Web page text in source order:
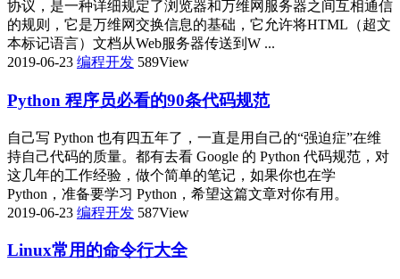
协议，是一种详细规定了浏览器和万维网服务器之间互相通信
的规则，它是万维网交换信息的基础，它允许将HTML（超文
本标记语言）文档从Web服务器传送到W ...
2019-06-23 编程开发 589View
Python 程序员必看的90条代码规范
自己写 Python 也有四五年了，一直是用自己的“强迫症”在维
持自己代码的质量。都有去看 Google 的 Python 代码规范，对
这几年的工作经验，做个简单的笔记，如果你也在学
Python，准备要学习 Python，希望这篇文章对你有用。
2019-06-23 编程开发 587View
Linux常用的命令行大全